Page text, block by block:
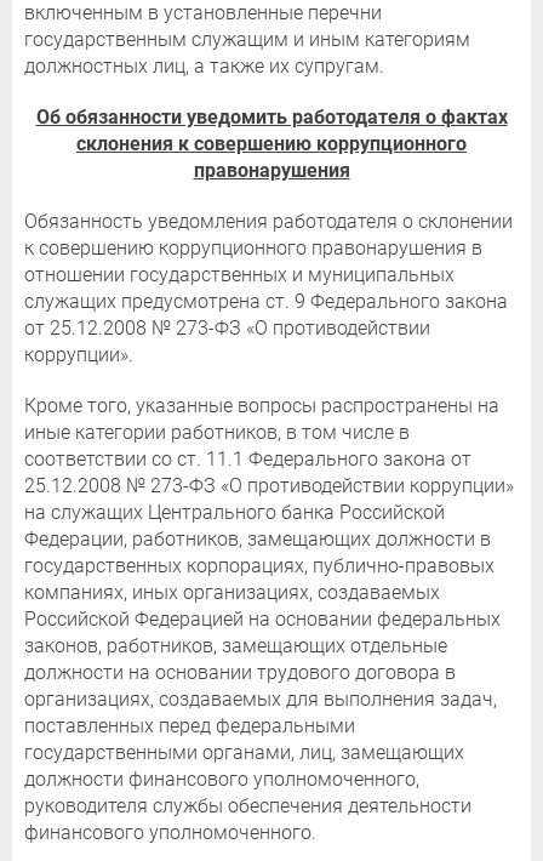
включенным в установленные перечни
государственным служащим и иным категориям
должностных лиц, а также их супругам.
Об обязанности уведомить работодателя о фактах
склонения к совершению коррупционного
правонарушения
Обязанность уведомления работодателя о склонении
к совершению коррупционного правонарушения в
отношении государственных и муниципальных
служащих предусмотрена ст. 9 Федерального закона
от 25.12.2008 № 273-ФЗ «О противодействии
коррупции».
Кроме того, указанные вопросы распространены на
иные категории работников, в том числе в
соответствии со ст. 11.1 Федерального закона от
25.12.2008 № 273-ФЗ «О противодействии коррупции»
на служащих Центрального банка Российской
Федерации, работников, замещающих должности в
государственных корпорациях, публично-правовых
компаниях, иных организациях, создаваемых
Российской Федерацией на основании федеральных
законов, работников, замещающих отдельные
должности на основании трудового договора в
организациях, создаваемых для выполнения задач,
поставленных перед федеральными
государственными органами, лиц, замещающих
должности финансового уполномоченного,
руководителя службы обеспечения деятельности
финансового уполномоченного.